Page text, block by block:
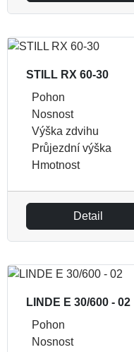
STILL RX 60-30
Pohon
Nosnost
Výška zdvihu
Průjezdní výška
Hmotnost
Detail
LINDE E 30/600 - 02
Pohon
Nosnost